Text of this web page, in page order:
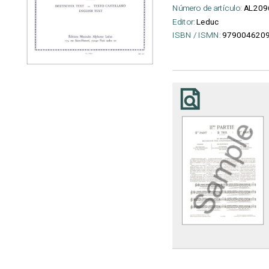
Número de artículo:
Editor:Leduc
ISBN / ISMN: